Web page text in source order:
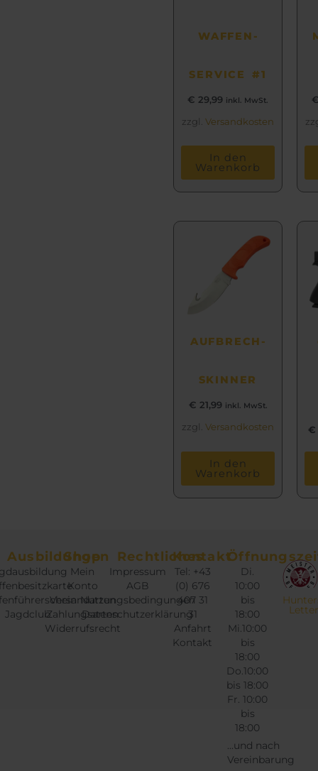
WAFFEN­
SERVICE #1
€ 29,99 inkl. MwSt.
zzgl. Versandkosten
In den
Warenkorb
AUFBRECH­
SKINNER
€ 21,99 inkl. MwSt.
zzgl. Versandkosten
In den
Warenkorb
€
Ausbildungen
Jagdclub
Shop
Mein
Konto
Versandarten
Zahlungsarten
Widerrufsrecht
Rechtliches
Impressum
AGB
Nutzungsbedingungen
Datenschutzerklärung
Kontakt
Tel: +43
(0) 676
407 31
31
Anfahrt
Kontakt
Di.
10:00
bis
18:00
Mi.10:00
bis
18:00
Do.10:00
bis 18:00
Fr. 10:00
bis
18:00
...und nach
Vereinbarung